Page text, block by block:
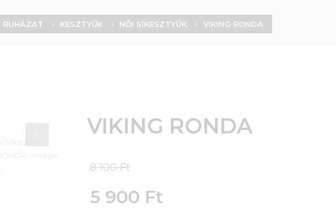
RUHÁZAT KESZTYŰK NŐI SÍKESZTYŰK VIKING RONDA
VIKING RONDA
8 100Ft
price
5 900 Ft